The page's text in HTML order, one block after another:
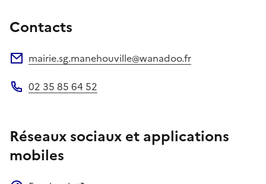
Contacts
mairie.sg.manehouville@wanadoo.fr
02 35 85 64 52
Réseaux sociaux et applications
mobiles